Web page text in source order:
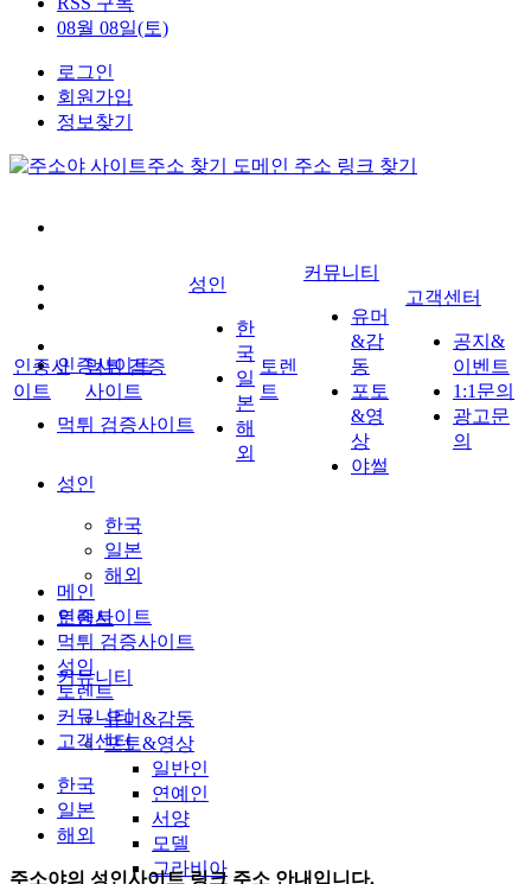
08월 08일(토)
로그인
회원가입
정보찾기
인증사이트
먹튀 검증사이트
성인
한국
일본
해외
토렌트
커뮤니티
유머&감동
포토&영상
일반인
연예인
서양
모델
그라비아
인증사
이트
먹튀 검증
사이트
성인
한
국
일
본
해
외
토렌
트
커뮤니티
유머
&감
동
포토
&영
상
야썰
고객센터
공지&
이벤트
1:1문의
광고문
의
메인
인증사이트
먹튀 검증사이트
성인
토렌트
커뮤니티
고객센터
한국
일본
해외
주소야의 성인사이트 링크 주소 안내입니다.